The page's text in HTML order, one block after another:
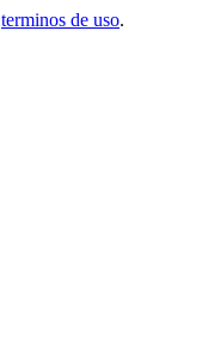
terminos de uso.